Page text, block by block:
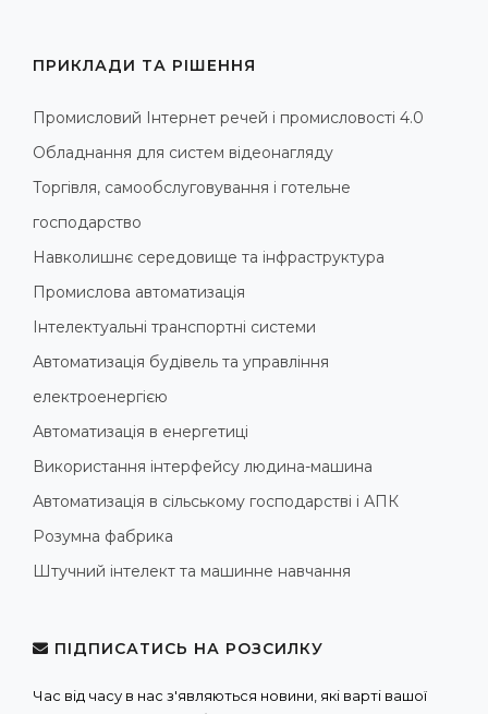
ПРИКЛАДИ ТА РІШЕННЯ
Промисловий Інтернет речей і промисловості 4.0
Обладнання для систем відеонагляду
Торгівля, самообслуговування і готельне
господарство
Навколишнє середовище та інфраструктура
Промислова автоматизація
Інтелектуальні транспортні системи
Автоматизація будівель та управління
електроенергією
Автоматизація в енергетиці
Використання інтерфейсу людина-машина
Автоматизація в сільському господарстві і АПК
Розумна фабрика
Штучний інтелект та машинне навчання
ПІДПИСАТИСЬ НА РОЗСИЛКУ
Час від часу в нас з'являються новини, які варті вашої